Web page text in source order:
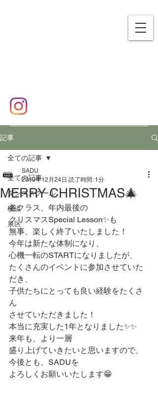
記事
全ての記事
ダンススクール
横浜
泉区
全ての記事
MERRY CHRISTMAS🎄
SADU
2019年12月24日 読了時間: 1分
各クラス、年内最後の
クリスマスSpecial Lesson✨も
無事、楽しく終了いたしました！
今年は新たな体制になり、
心機一転のSTARTになりましたが、
たくさんのイベントに参加させていた
だき、
子供たちにとっても良い経験をたくさ
ん
させていただきました！
本当に充実した1年となりました✨✨
来年も、より一層
盛り上げていきたいと思いますので、
今後とも、SADUを
よろしくお願いいたします😁